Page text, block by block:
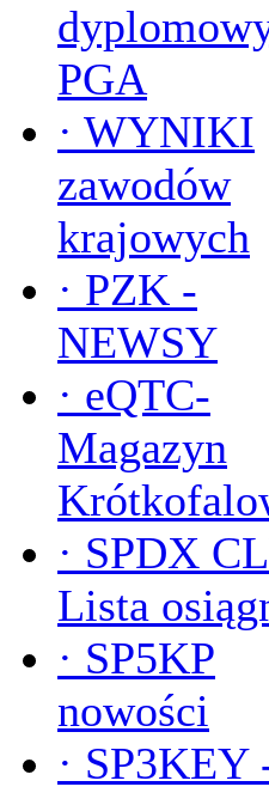
PGA
· WYNIKI
zawodów
krajowych
· PZK -
NEWSY
· eQTC-
Magazyn
· SPDX
Lista
· SP5KP
nowości
· SP3KEY